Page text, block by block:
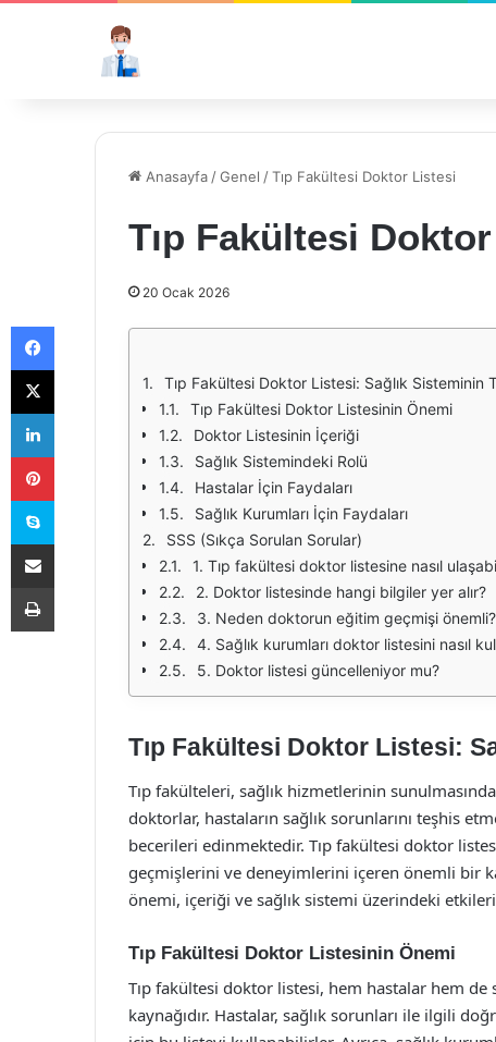
Anasayfa /Genel /Tıp Fakültesi Doktor Listesi
Tıp Fakültesi
20 Ocak 2026
Tıp Fakültesi Doktor Listesi: Sağlık Sisteminin
Tıp Fakültesi Doktor Listesinin Önemi
Doktor Listesinin İçeriği
Sağlık Sistemindeki Rolü
Hastalar İçin Faydaları
Sağlık Kurumları İçin Faydaları
SSS (Sıkça Sorulan Sorular)
1. Tıp fakültesi doktor listesine nasıl
2. Doktor listesinde hangi bilgiler yer alır?
3. Neden doktorun eğitim geçmişi önemli?
4. Sağlık kurumları doktor listesini nasıl
5. Doktor listesi güncelleniyor mu?
Tıp Fakültesi Doktor Listesi:
Tıp fakülteleri, sağlık hizmetlerinin
doktorlar, hastaların sağlık sorunlarını teşhis
becerileri edinmektedir. Tıp fakültesi doktor
geçmişlerini ve deneyimlerini içeren önemli bir
önemi, içeriği ve sağlık sistemi üzerindeki etkileri
Tıp Fakültesi Doktor Listesinin Önemi
Tıp fakültesi doktor listesi, hem hastalar hem de
kaynağıdır. Hastalar, sağlık sorunları ile ilgili
Facebook
X
LinkedIn
Pinterest
Skype
E-Posta ile paylaş